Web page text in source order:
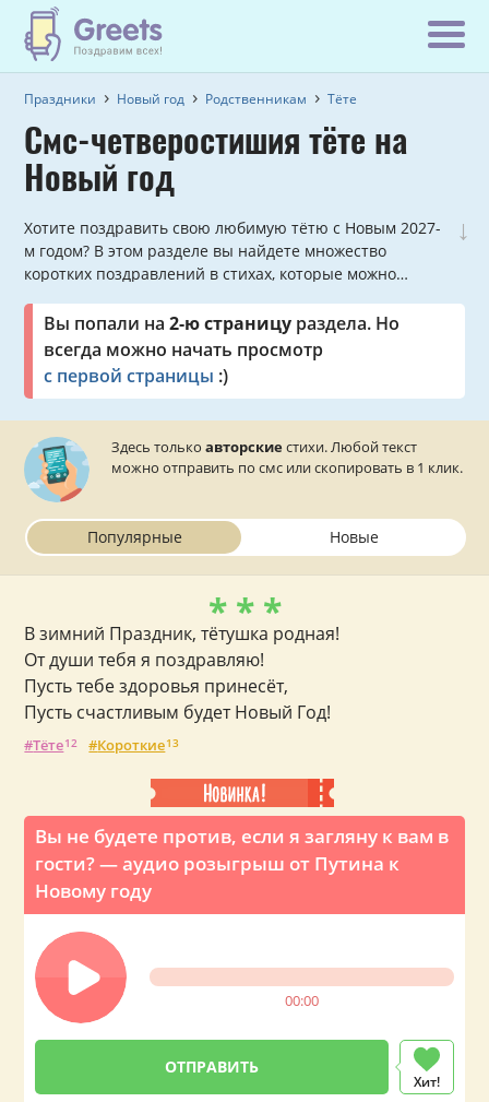
Праздники Новый год Родственникам Тёте
Смс-четверостишия тёте на
Новый год
↓
Хотите поздравить свою любимую тётю с Новым 2027-
м годом? В этом разделе вы найдете множество
коротких поздравлений в стихах, которые можно
Вы попали на2-ю страницу раздела. Но
всегда можно начать просмотр
с первой страницы :)
Здесь толькоавторские стихи. Любой текст
можно отправить по смс или скопировать в 1 клик.
Популярные Новые
Вы не будете против, если я загляну к вам в
гости? — аудио розыгрыш от Путина к
Новому году
00:00
Хит!
* * *
В зимний Праздник, тётушка родная!
От души тебя я поздравляю!
Пусть тебе здоровья принесёт,
Пусть счастливым будет Новый Год!
Тёте12 Короткие13